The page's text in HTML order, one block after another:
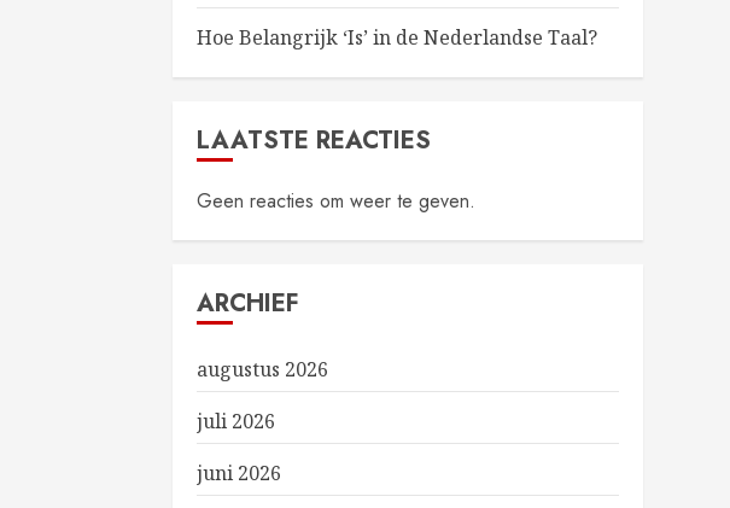
Hoe Belangrijk ‘Is’ in de Nederlandse Taal?
LAATSTE REACTIES
Geen reacties om weer te geven.
ARCHIEF
augustus 2026
juli 2026
juni 2026